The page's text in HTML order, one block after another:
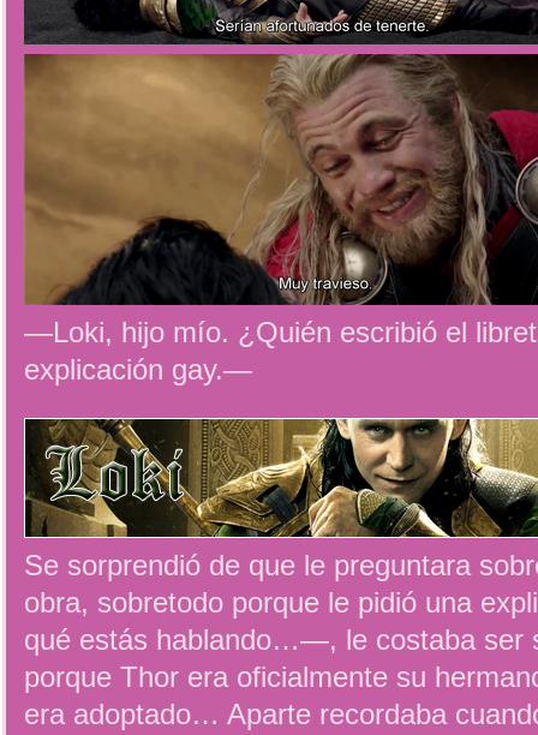
—Loki, hijo mío. ¿Quién escribió el
explicación gay.—
Se sorprendió de que le preguntara
obra, sobretodo porque le pidió una
qué estás hablando…—, le costaba ser
porque Thor era oficialmente su
era adoptado… Aparte recordaba